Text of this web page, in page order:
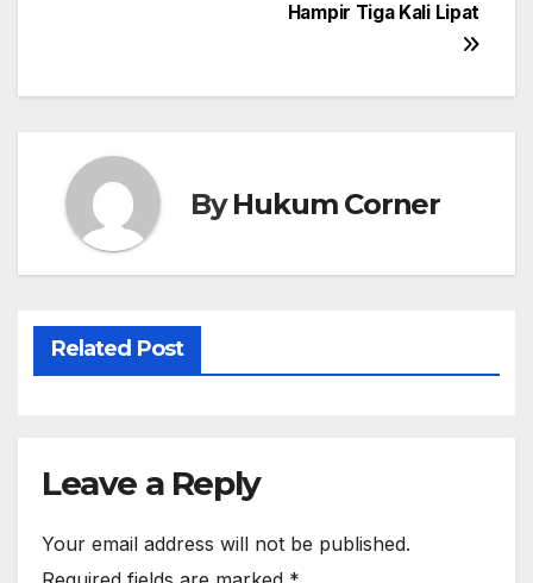
Hampir Tiga Kali Lipat
ByHukum Corner
Related Post
Leave a Reply
Your email address will not be published.